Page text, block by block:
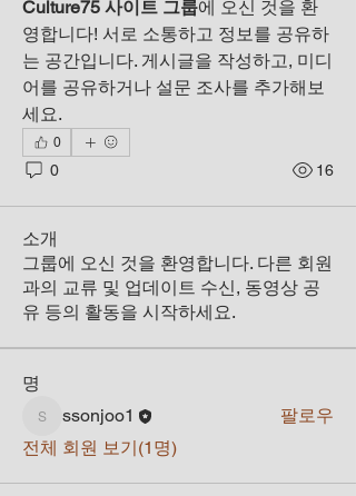
Culture75 사이트 그룹에 오신 것을 환
영합니다! 서로 소통하고 정보를 공유하
는 공간입니다. 게시글을 작성하고, 미디
어를 공유하거나 설문 조사를 추가해보
세요.
0
0 16
소개
그룹에 오신 것을 환영합니다. 다른 회원
과의 교류 및 업데이트 수신, 동영상 공
유 등의 활동을 시작하세요.
명
ssonjoo1
ssonjoo1
팔로우
전체 회원 보기(1명)